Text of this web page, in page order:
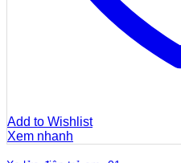
Add to Wishlist
Xem nhanh